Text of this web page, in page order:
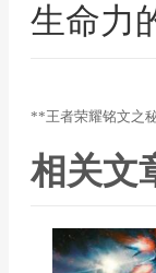
生命力
**王者荣耀铭文之
相关文